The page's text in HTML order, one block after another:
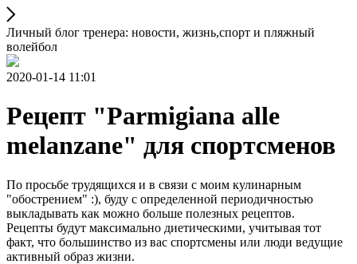
Личный блог тренера: новости, жизнь,спорт и пляжный
волейбол
2020-01-14 11:01
Рецепт "Parmigiana alle
melanzane" для спортсменов
По просьбе трудящихся и в связи с моим кулинарным
"обострением" :), буду с определенной периодичностью
выкладывать как можно больше полезных рецептов.
Рецепты будут максимально диетическими, учитывая тот
факт, что большинство из вас спортсмены или люди ведущие
активный образ жизни.